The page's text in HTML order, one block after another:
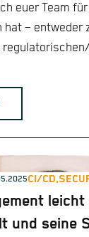
euer Team
hat – entweder
CI/CD,
leicht
und seine